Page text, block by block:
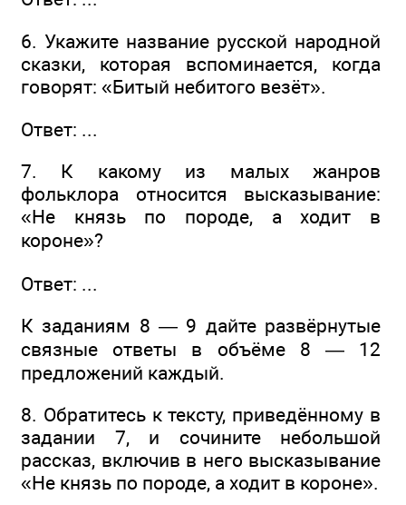
6. Укажите название русской народной
сказки, которая вспоминается, когда
говорят: «Битый небитого везёт».
Ответ: ...
7. К какому из малых жанров
фольклора относится высказывание:
«Не князь по породе, а ходит в
короне»?
Ответ: ...
К заданиям 8 — 9 дайте развёрнутые
связные ответы в объёме 8 — 12
предложений каждый.
8. Обратитесь к тексту, приведённому в
задании 7, и сочините небольшой
рассказ, включив в него высказывание
«Не князь по породе, а ходит в короне».